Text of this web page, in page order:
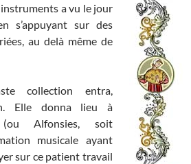
a vu le jour
s’appuyant sur des
au delà même de
collection entra,
Elle donna lieu à
(ou Alfonsies, soit
musicale ayant
sur ce patient travail